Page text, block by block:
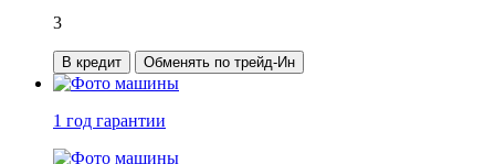
3
В кредит Обменять по трейд-Ин
1 год гарантии